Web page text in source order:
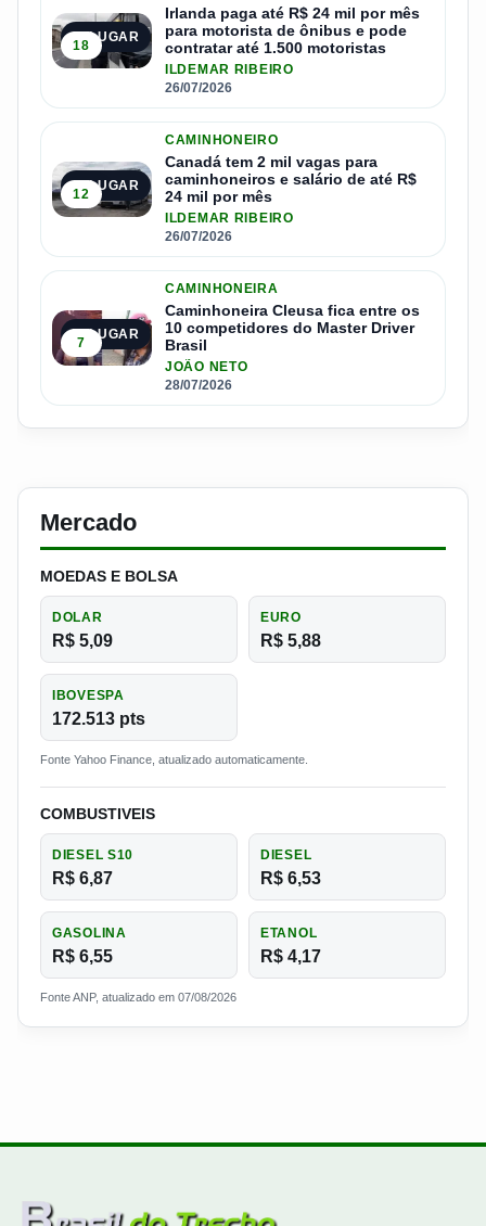
3º LUGAR
18
Irlanda paga até R$ 24 mil por mês
para motorista de ônibus e pode
contratar até 1.500 motoristas
ILDEMAR RIBEIRO
26/07/2026
4º LUGAR
12
CAMINHONEIRO
Canadá tem 2 mil vagas para
caminhoneiros e salário de até R$
24 mil por mês
ILDEMAR RIBEIRO
26/07/2026
5º LUGAR
7
CAMINHONEIRA
Caminhoneira Cleusa fica entre os
10 competidores do Master Driver
Brasil
JOÃO NETO
28/07/2026
Mercado
MOEDAS E BOLSA
DOLAR
R$ 5,09
EURO
R$ 5,88
IBOVESPA
172.513 pts
Fonte Yahoo Finance, atualizado automaticamente.
COMBUSTIVEIS
DIESEL S10
R$ 6,87
DIESEL
R$ 6,53
GASOLINA
R$ 6,55
ETANOL
R$ 4,17
Fonte ANP, atualizado em 07/08/2026